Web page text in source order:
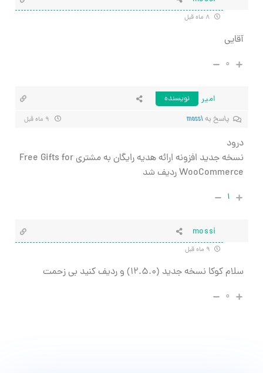
آقایی
۰
امیر
نویسنده
پاسخ بهmossi
درود
نسخه جدید افزونه ارائه هدیه رایگان به مشتری Free Gifts for
WooCommerce ردیف شد
۱
mossi
سلام کوکا نسخه جدید (۱۲.۵.۰) و ردیف کنید بی زحمت
۰